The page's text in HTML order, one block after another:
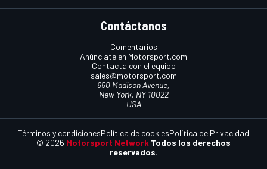
Contáctanos
Comentarios
Anúnciate en Motorsport.com
Contacta con el equipo
sales@motorsport.com
650 Madison Avenue,
New York, NY 10022
USA
© 2026 Motorsport Network Todos los derechos
reservados.
Términos y condicionesPolítica de cookiesPolítica de Privacidad